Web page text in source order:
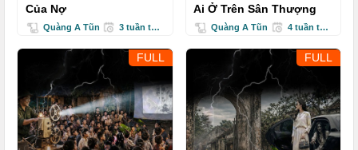
Của Nợ
Quàng A Tũn 3 tuần trước
Ai Ở Trên Sân Thượng
Quàng A Tũn 4 tuần trước
FULL FULL